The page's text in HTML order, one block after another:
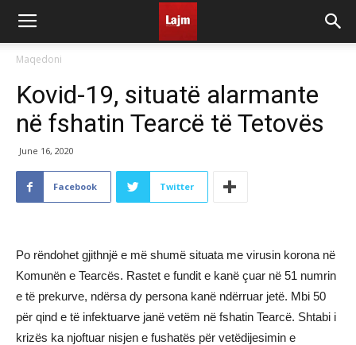
Maqedoni
Kovid-19, situatë alarmante
në fshatin Tearcë të Tetovës
June 16, 2020
Facebook Twitter
Po rëndohet gjithnjë e më shumë situata me virusin korona në
Komunën e Tearcës. Rastet e fundit e kanë çuar në 51 numrin
e të prekurve, ndërsa dy persona kanë ndërruar jetë. Mbi 50
për qind e të infektuarve janë vetëm në fshatin Tearcë. Shtabi i
krizës ka njoftuar nisjen e fushatës për vetëdijesimin e